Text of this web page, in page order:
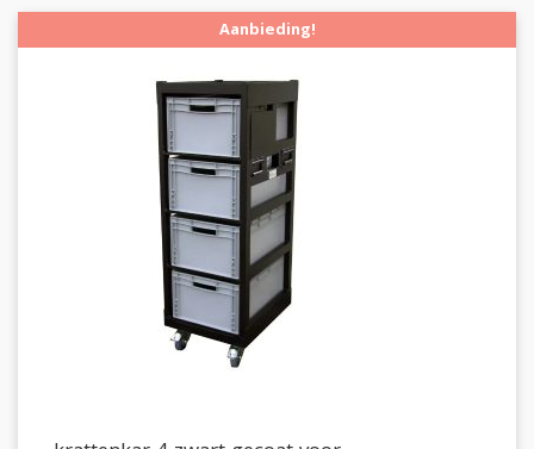
Aanbieding!